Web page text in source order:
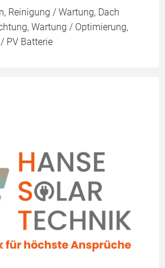
Reinigung / Wartung, Dach
Wartung / Optimierung,
PV Batterie